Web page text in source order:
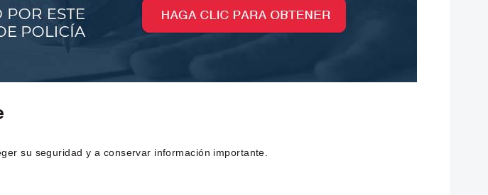
su seguridad y a conservar información importante.